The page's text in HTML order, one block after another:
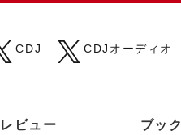
CDJ
CDJオーディオ
レビュー ブック